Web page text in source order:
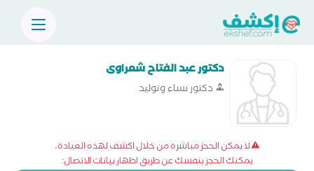
دكتور عبد الفتاح شعراوى
دكتور نساء وتوليد
لا يمكن الحجز مباشرة من خلال اكشف لهذه العيادة،
يمكنك الحجز بنفسك عن طريق اظهار بيانات الاتصال: